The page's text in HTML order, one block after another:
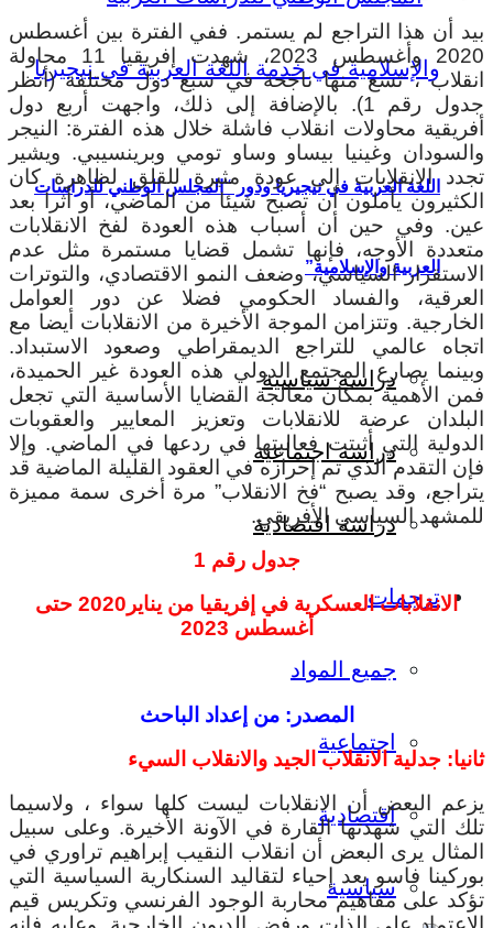
اللغة العربية في نيجيريا ودور “المجلس الوطني للدراسات
العربية والإسلامية”
دراسة سياسية
دراسة اجتماعية
دراسة اقتصادية
ترجمات
جميع المواد
اجتماعية
اقتصادية
سياسية
بيد أن هذا التراجع لم يستمر. ففي الفترة بين أغسطس
2020 وأغسطس 2023، شهدت إفريقيا 11 محاولة
انقلاب ، تسع منها ناجحة في سبع دول مختلفة (أنظر
جدول رقم 1). بالإضافة إلى ذلك، واجهت أربع دول
أفريقية محاولات انقلاب فاشلة خلال هذه الفترة: النيجر
والسودان وغينيا بيساو وساو تومي وبرينسيبي. ويشير
تجدد الانقلابات إلى عودة مثيرة للقلق لظاهرة كان
الكثيرون يأملون أن تصبح شيئا من الماضي، أو أثرا بعد
عين. وفي حين أن أسباب هذه العودة لفخ الانقلابات
متعددة الأوجه، فإنها تشمل قضايا مستمرة مثل عدم
الاستقرار السياسي، وضعف النمو الاقتصادي، والتوترات
العرقية، والفساد الحكومي فضلا عن دور العوامل
الخارجية. وتتزامن الموجة الأخيرة من الانقلابات أيضا مع
اتجاه عالمي للتراجع الديمقراطي وصعود الاستبداد.
وبينما يصارع المجتمع الدولي هذه العودة غير الحميدة،
فمن الأهمية بمكان معالجة القضايا الأساسية التي تجعل
البلدان عرضة للانقلابات وتعزيز المعايير والعقوبات
الدولية التي أثبتت فعاليتها في ردعها في الماضي. وإلا
فإن التقدم الذي تم إحرازه في العقود القليلة الماضية قد
يتراجع، وقد يصبح “فخ الانقلاب” مرة أخرى سمة مميزة
للمشهد السياسي الأفريقي.
جدول رقم 1
الانقلابات العسكرية في إفريقيا من يناير2020 حتى
أغسطس 2023
المصدر: من إعداد الباحث
ثانيا: جدلية الانقلاب الجيد والانقلاب السيء
يزعم البعض أن الانقلابات ليست كلها سواء ، ولاسيما
تلك التي شهدتها القارة في الآونة الأخيرة. وعلى سبيل
المثال يرى البعض أن انقلاب النقيب إبراهيم تراوري في
بوركينا فاسو يعد إحياء لتقاليد السنكارية السياسية التي
تؤكد على مفاهيم محاربة الوجود الفرنسي وتكريس قيم